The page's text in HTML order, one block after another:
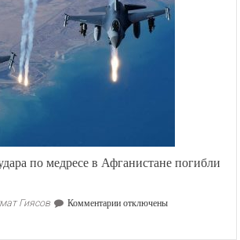
по медресе в Афганистане погибли
Гиясов Комментариикотключены